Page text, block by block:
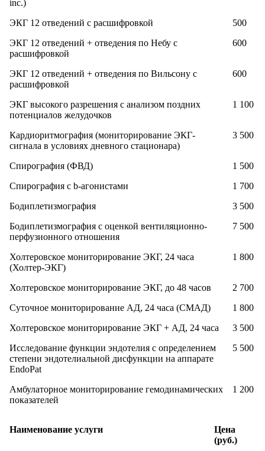
inc.)
ЭКГ 12 отведений с расшифровкой
500
ЭКГ 12 отведений + отведения по Небу с
расшифровкой
600
ЭКГ 12 отведений + отведения по Вильсону с
расшифровкой
600
ЭКГ высокого разрешения с анализом поздних
потенциалов желудочков
1 100
Кардиоритмография (мониторирование ЭКГ-
сигнала в условиях дневного стационара)
3 500
Спирография (ФВД)
1 500
Спирография с b-агонистами
1 700
Бодиплетизмография
3 500
Бодиплетизмография с оценкой вентиляционно-
перфузионного отношения
7 500
Холтеровское мониторирование ЭКГ, 24 часа
(Холтер-ЭКГ)
1 800
Холтеровское мониторирование ЭКГ, до 48 часов
2 700
Суточное мониторирование АД, 24 часа (СМАД)
1 800
Холтеровское мониторирование ЭКГ + АД, 24 часа
3 500
Исследование функции эндотелия с определением
степени эндотелиальной дисфункции на аппарате
EndoPat
5 500
Амбулаторное мониторирование гемодинамических
показателей
1 200
Наименование услуги
Цена
(руб.)